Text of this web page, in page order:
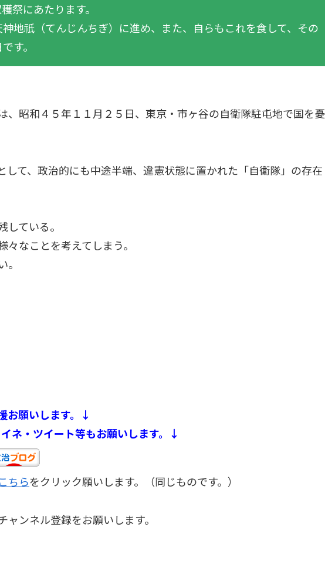
祭にあたります。
地祇（てんじんちぎ）に進め、また、自らもこれを食して、その
す。
、昭和４５年１１月２５日、東京・市ヶ谷の自衛隊駐屯地で国を憂
して、政治的にも中途半端、違憲状態に置かれた「自衛隊」の存在
ている。
なことを考えてしまう。
お願いします。↓
ネ・ツイート等もお願いします。↓
こちらをクリック願いします。（同じものです。）
ンネル登録をお願いします。